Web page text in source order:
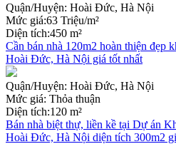
Quận/Huyện: Hoài Đức, Hà Nội
Mức giá:63 Triệu/m²
Diện tích:450 m²
Cần bán nhà 120m2 hoàn thiện đẹp
Hoài Đức, Hà Nội giá tốt nhất
Quận/Huyện: Hoài Đức, Hà Nội
Mức giá: Thỏa thuận
Diện tích:120 m²
Bán nhà biệt thự, liền kề tại Dự án
Hoài Đức, Hà Nội diện tích 300m2